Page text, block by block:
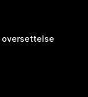
oversettelse